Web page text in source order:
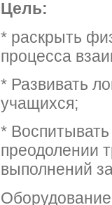
Цель:
* раскрыть
процесса
* Развивать
учащихся;
*
преодолении
выполнений